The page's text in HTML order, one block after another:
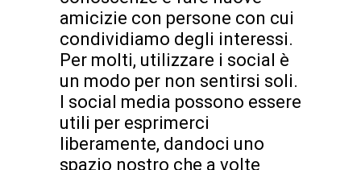
amicizie con persone con cui
condividiamo degli interessi.
Per molti, utilizzare i social è
un modo per non sentirsi soli.
I social media possono essere
utili per esprimerci
liberamente, dandoci uno
spazio nostro che a volte